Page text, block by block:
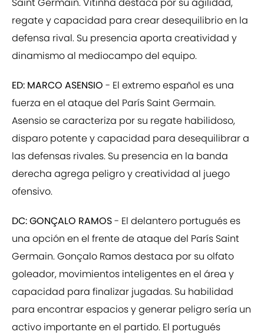
regate y capacidad para crear desequilibrio en la
defensa rival. Su presencia aporta creatividad y
dinamismo al mediocampo del equipo.
ED: MARCO ASENSIO - El extremo español es una
fuerza en el ataque del París Saint Germain.
Asensio se caracteriza por su regate habilidoso,
disparo potente y capacidad para desequilibrar a
las defensas rivales. Su presencia en la banda
derecha agrega peligro y creatividad al juego
ofensivo.
DC: GONÇALO RAMOS- El delantero portugués es
una opción en el frente de ataque del París Saint
Germain. Gonçalo Ramos destaca por su olfato
goleador, movimientos inteligentes en el área y
capacidad para finalizar jugadas. Su habilidad
para encontrar espacios y generar peligro sería un
activo importante en el partido. El portugués